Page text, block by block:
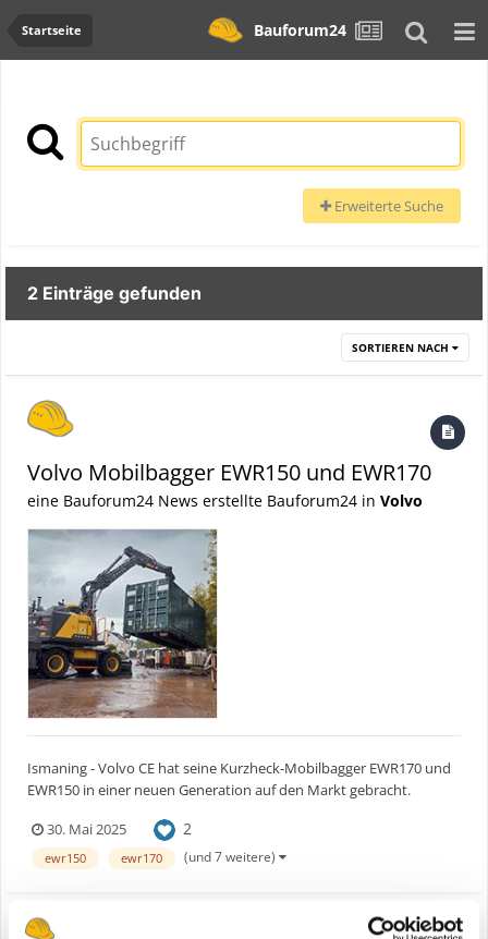
Startseite Bauforum24
Erweiterte Suche
2 Einträge gefunden
SORTIEREN NACH
Volvo Mobilbagger EWR150 und EWR170
eine Bauforum24 News erstellte Bauforum24 in Volvo
Ismaning - Volvo CE hat seine Kurzheck-Mobilbagger EWR170 und
EWR150 in einer neuen Generation auf den Markt gebracht.
elektrisch ausklappbare Leiter für einen sicheren Zugang zur
Kabine. Bauforum24 Artikel (30.04.2025): Neue Radlade...
30. Mai 2025 2
ewr150 ewr170 (und 7 weitere)